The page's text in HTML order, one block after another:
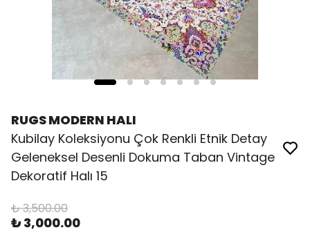
RUGS MODERN HALI
Kubilay Koleksiyonu Çok Renkli Etnik Detay
Geleneksel Desenli Dokuma Taban Vintage
Dekoratif Halı 15
₺ 3,500.00
₺ 3,000.00